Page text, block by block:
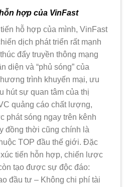
hợp của VinFast
hỗ hợp của mình, VinFast
dịch phát triển rất mạnh
đẩy truyền thông mạng
diện và “phủ sóng” của
trình khuyến mại, ưu
hút sự quan tâm của thị
quảng cáo chất lượng,
phát sóng ngay trên kênh
đồng thời cũng chính là
TOP đầu thế giới. Đặc
tiến hỗn hợp, chiến lược
tạo được sự độc đáo:
đầu tư – Không chi phí tài